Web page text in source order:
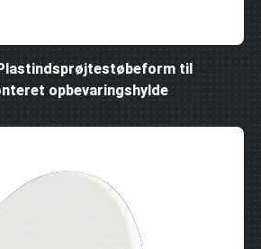
til
opbevaringshylde